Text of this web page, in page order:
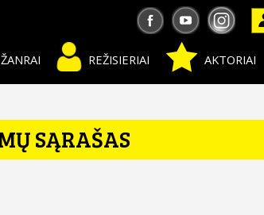
AKTORIAI
REŽISIERIAI
ŽANRAI
SĄRAŠAS